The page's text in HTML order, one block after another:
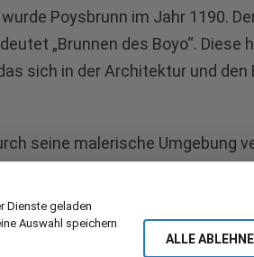
Poysbrunn im Jahr 1190.
„Brunnen des Boyo“. Diese
sich in der Architektur und den
seine malerische Umgebung
Region ist bekannt für ihre
werden.
Dienste geladen
Auswahl speichern
ALLE